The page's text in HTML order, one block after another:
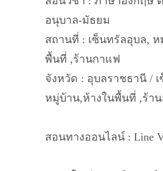
อนุบาล-มัธยม
สถานที่ : เซ็นทรัลอุบล,
พื้นที่ ,ร้านกาแฟ
จังหวัด : อุบลราชธานี /
หมู่บ้าน,ห้างในพื้นที่ ,ร้า
สอนทางออนไลน์ : Line